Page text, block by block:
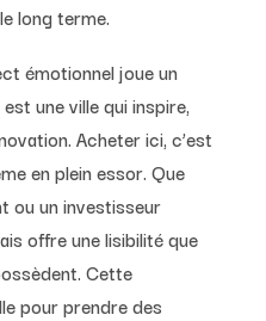
long terme.
émotionnel joue un
une ville qui inspire,
Acheter ici, c’est
en plein essor. Que
ou un investisseur
offre une lisibilité que
Cette
pour prendre des